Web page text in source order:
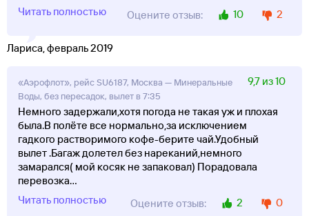
Читать полностью
Оцените отзыв: 10 2
Лариса, февраль 2019
«Аэрофлот», рейс SU6187, Москва — Минеральные
Воды, без пересадок, вылет в 7:35
9,7 из 10
Немного задержали,хотя погода не такая уж и плохая
была.В полёте все нормально,за исключением
гадкого растворимого кофе-берите чай.Удобный
вылет .Багаж долетел без нареканий,немного
замарался( мой косяк не запаковал) Порадовала
перевозка...
Читать полностью
Оцените отзыв: 2 0